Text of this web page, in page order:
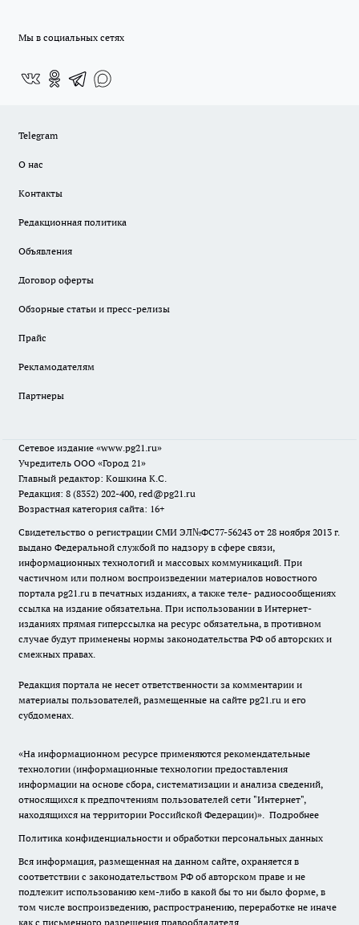
Мы в социальных сетях
Telegram
О нас
Контакты
Редакционная политика
Объявления
Договор оферты
Обзорные статьи и пресс-релизы
Прайс
Рекламодателям
Партнеры
Сетевое издание «www.pg21.ru»
Учредитель ООО «Город 21»
Главный редактор: Кошкина К.С.
Редакция: 8 (8352) 202-400, red@pg21.ru
Возрастная категория сайта: 16+
Свидетельство о регистрации СМИ ЭЛ№ФС77-56243 от 28 ноября 2013 г.
выдано Федеральной службой по надзору в сфере связи,
информационных технологий и массовых коммуникаций. При
частичном или полном воспроизведении материалов новостного
портала pg21.ru в печатных изданиях, а также теле- радиосообщениях
ссылка на издание обязательна. При использовании в Интернет-
изданиях прямая гиперссылка на ресурс обязательна, в противном
случае будут применены нормы законодательства РФ об авторских и
смежных правах.
Редакция портала не несет ответственности за комментарии и
материалы пользователей, размещенные на сайте pg21.ru и его
субдоменах.
«На информационном ресурсе применяются рекомендательные
технологии (информационные технологии предоставления
информации на основе сбора, систематизации и анализа сведений,
относящихся к предпочтениям пользователей сети "Интернет",
находящихся на территории Российской Федерации)». Подробнее
Политика конфиденциальности и обработки персональных данных
Вся информация, размещенная на данном сайте, охраняется в
соответствии с законодательством РФ об авторском праве и не
подлежит использованию кем-либо в какой бы то ни было форме, в
том числе воспроизведению, распространению, переработке не иначе
как с письменного разрешения правообладателя.